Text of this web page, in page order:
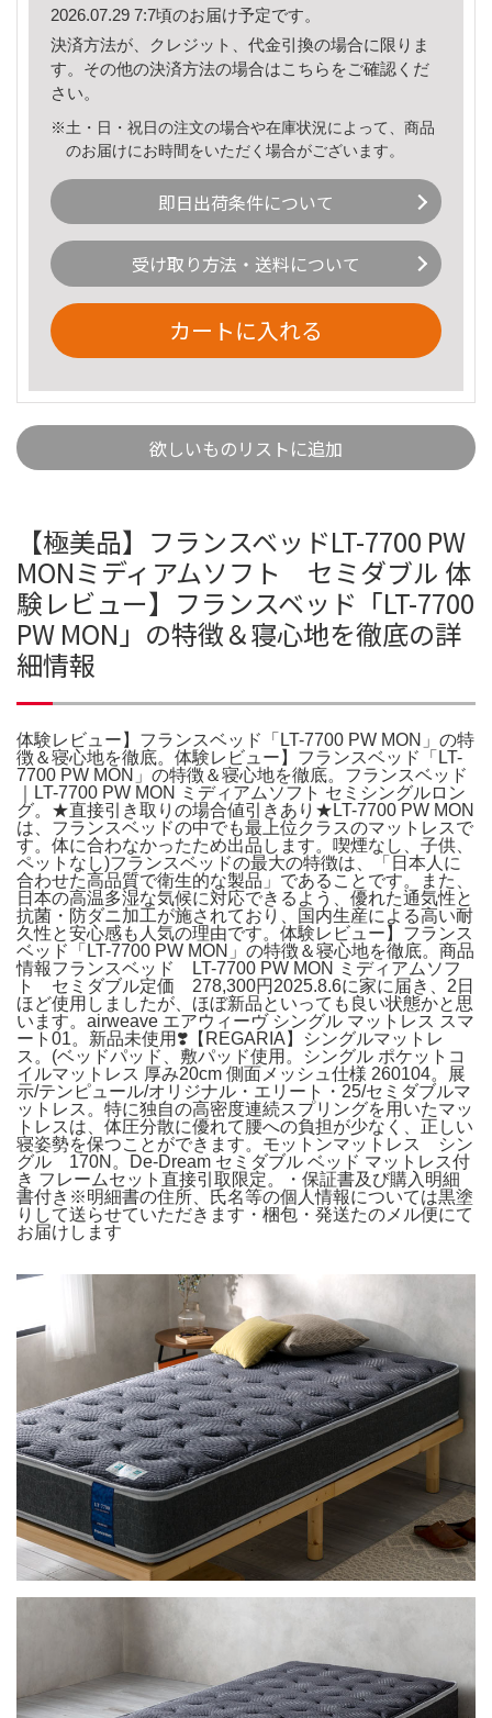
2026.07.29 7:7頃のお届け予定です。
決済方法が、クレジット、代金引換の場合に限りま
す。その他の決済方法の場合はこちら をご確認くだ
さい。
※土・日・祝日の注文の場合や在庫状況によって、商品
のお届けにお時間をいただく場合がございます。
即日出荷条件について
受け取り方法・送料について
カートに入れる
欲しいものリストに追加
【極美品】フランスベッドLT-7700 PW
MONミディアムソフト セミダブル 体
験レビュー】フランスベッド「LT-7700
PW MON」の特徴＆寝心地を徹底の詳
細情報
体験レビュー】フランスベッド「LT-7700 PW MON」の特
徴＆寝心地を徹底。体験レビュー】フランスベッド「LT-
7700 PW MON」の特徴＆寝心地を徹底。フランスベッド
｜LT-7700 PW MON ミディアムソフト セミシングルロン
グ。★直接引き取りの場合値引きあり★LT-7700 PW MON
は、フランスベッドの中でも最上位クラスのマットレスで
す。体に合わなかったため出品します。喫煙なし、子供、
ペットなし)フランスベッドの最大の特徴は、「日本人に
合わせた高品質で衛生的な製品」であることです。また、
日本の高温多湿な気候に対応できるよう、優れた通気性と
抗菌・防ダニ加工が施されており、国内生産による高い耐
久性と安心感も人気の理由です。体験レビュー】フランス
ベッド「LT-7700 PW MON」の特徴＆寝心地を徹底。商品
情報フランスベッド LT-7700 PW MON ミディアムソフ
ト セミダブル定価 278,300円2025.8.6に家に届き、2日
ほど使用しましたが、ほぼ新品といっても良い状態かと思
います。airweave エアウィーヴ シングル マットレス スマ
ート01。新品未使用❣️【REGARIA】シングルマットレ
ス。(ベッドパッド、敷パッド使用。シングル ポケットコ
イルマットレス 厚み20cm 側面メッシュ仕様 260104。展
示/テンピュール/オリジナル・エリート・25/セミダブルマ
ットレス。特に独自の高密度連続スプリングを用いたマッ
トレスは、体圧分散に優れて腰への負担が少なく、正しい
寝姿勢を保つことができます。モットンマットレス シン
グル 170N。De-Dream セミダブル ベッド マットレス付
き フレームセット直接引取限定。 ・保証書及び購入明細
書付き※明細書の住所、氏名等の個人情報については黒塗
りして送らせていただきます・梱包・発送たのメル便にて
お届けします